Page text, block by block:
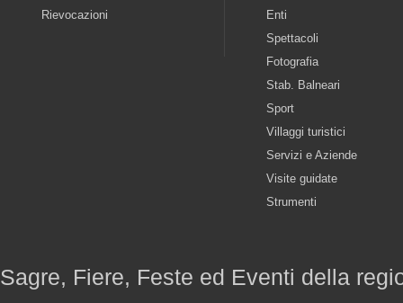
Rievocazioni
Enti
Spettacoli
Fotografia
Stab. Balneari
Sport
Villaggi turistici
Servizi e Aziende
Visite guidate
Strumenti
Sagre, Fiere, Feste ed Eventi della